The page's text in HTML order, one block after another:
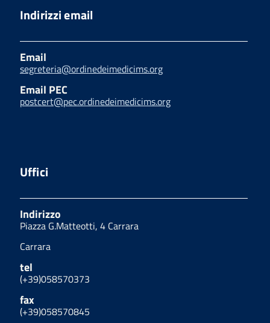
Indirizzi email
Email
segreteria@ordinedeimedicims.org
Email PEC
postcert@pec.ordinedeimedicims.org
Uffici
Indirizzo
Piazza G.Matteotti, 4 Carrara
Carrara
tel
(+39)058570373
fax
(+39)058570845